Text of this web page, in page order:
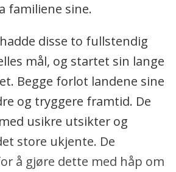
familiene sine.
disse to fullstendig
mål, og startet sin lange
Begge forlot landene sine
og tryggere framtid. De
usikre utsikter og
store ukjente. De
å gjøre dette med håp om